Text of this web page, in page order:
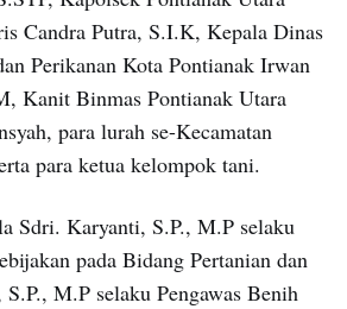
Candra Putra, S.I.K, Kepala Dinas
Perikanan Kota Pontianak Irwan
Kanit Binmas Pontianak Utara
para lurah se-Kecamatan
para ketua kelompok tani.
Sdri. Karyanti, S.P., M.P selaku
pada Bidang Pertanian dan
M.P selaku Pengawas Benih